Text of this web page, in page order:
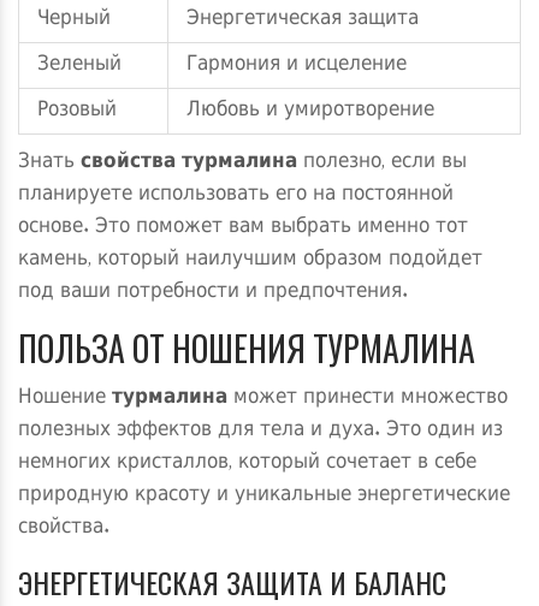
Черный
Энергетическая защита
Зеленый
Гармония и исцеление
Розовый
Любовь и умиротворение
Знать свойства турмалина полезно, если вы
планируете использовать его на постоянной
основе. Это поможет вам выбрать именно тот
камень, который наилучшим образом подойдет
под ваши потребности и предпочтения.
ПОЛЬЗА ОТ НОШЕНИЯ ТУРМАЛИНА
Ношениетурмалина может принести множество
полезных эффектов для тела и духа. Это один из
немногих кристаллов, который сочетает в себе
природную красоту и уникальные энергетические
свойства.
ЭНЕРГЕТИЧЕСКАЯ ЗАЩИТА И БАЛАНС